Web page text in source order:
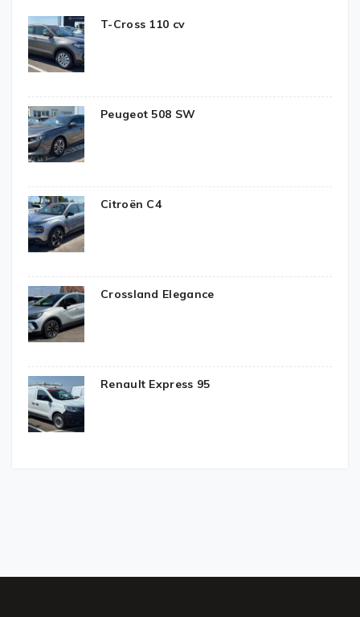
T-Cross 110 cv
Peugeot 508 SW
Citroën C4
Crossland Elegance
Renault Express 95